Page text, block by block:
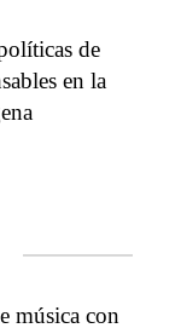
de
en la
música con